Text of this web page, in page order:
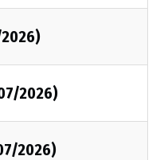
2026)
2026)